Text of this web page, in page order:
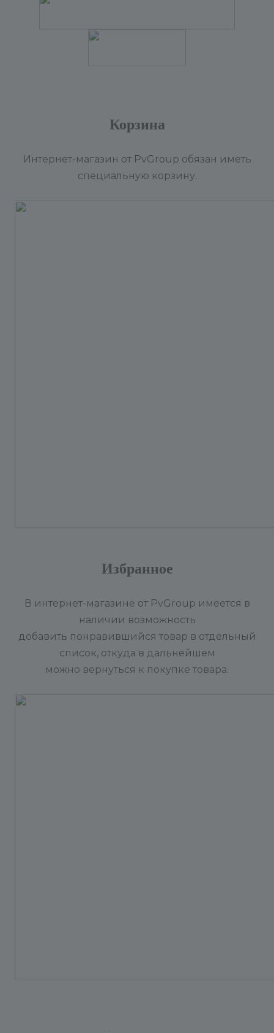
Корзина
Интернет-магазин от PvGroup обязан иметь
специальную корзину.
Избранное
В интернет-магазине от PvGroup имеется в
наличии возможность
добавить понравившийся товар в отдельный
список, откуда в дальнейшем
можно вернуться к покупке товара.